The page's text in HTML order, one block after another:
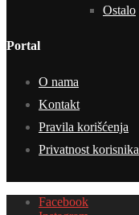
Ostalo
Portal
O nama
Kontakt
Pravila korišćenja
Privatnost korisnika
Facebook